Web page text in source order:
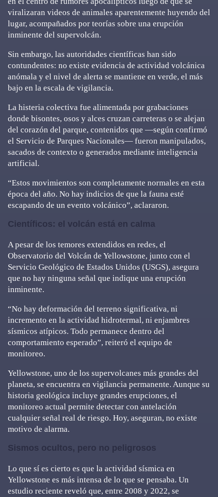
viralizaran videos de animales aparentemente huyendo del
lugar, acompañados por teorías sobre una erupción
inminente del supervolcán.
Sin embargo, las autoridades científicas han sido
contundentes: no existe evidencia de actividad volcánica
anómala y el nivel de alerta se mantiene en verde, el más
bajo en la escala de vigilancia.
La histeria colectiva fue alimentada por grabaciones
donde bisontes, osos y alces cruzan carreteras o se alejan
del corazón del parque, contenidos que —según confirmó
el Servicio de Parques Nacionales— fueron manipulados,
sacados de contexto o generados mediante inteligencia
artificial.
“Estos movimientos son completamente normales en esta
época del año. No hay indicios de que la fauna esté
escapando de un evento volcánico”, aclararon.
Científicos: el volcán está en calma
A pesar de los temores extendidos en redes, el
Observatorio del Volcán de Yellowstone, junto con el
Servicio Geológico de Estados Unidos (USGS), asegura
que no hay ninguna señal que indique una erupción
inminente.
“No hay deformación del terreno significativa, ni
incremento en la actividad hidrotermal, ni enjambres
sísmicos atípicos. Todo permanece dentro del
comportamiento esperado”, reiteró el equipo de
monitoreo.
Yellowstone, uno de los supervolcanes más grandes del
planeta, se encuentra en vigilancia permanente. Aunque su
historia geológica incluye grandes erupciones, el
monitoreo actual permite detectar con antelación
cualquier señal real de riesgo. Hoy, aseguran, no existe
motivo de alarma.
Sismos ocultos, pero no peligrosos
Lo que sí es cierto es que la actividad sísmica en
Yellowstone es más intensa de lo que se pensaba. Un
estudio reciente reveló que, entre 2008 y 2022, se